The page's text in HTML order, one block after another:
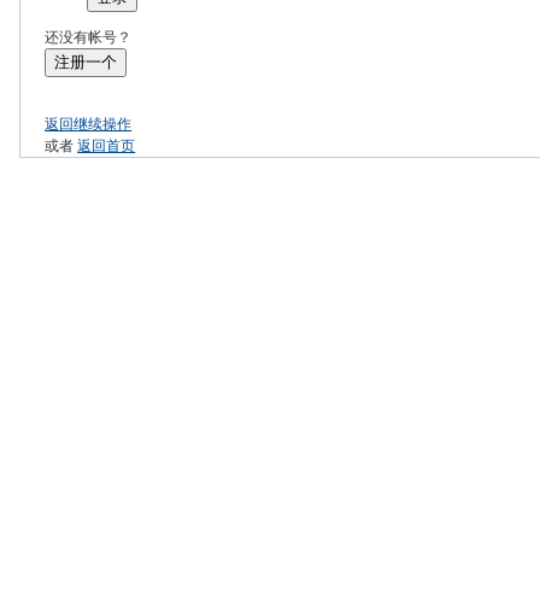
还没有帐号？
注册一个
返回继续操作
或者返回首页